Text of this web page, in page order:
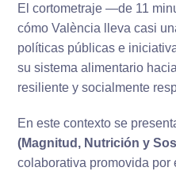
El cortometraje —de 11
cómo València lleva casi
políticas públicas e
su sistema alimentario
resiliente y socialmente
En este contexto se
(Magnitud, Nutrición y
colaborativa promovida por